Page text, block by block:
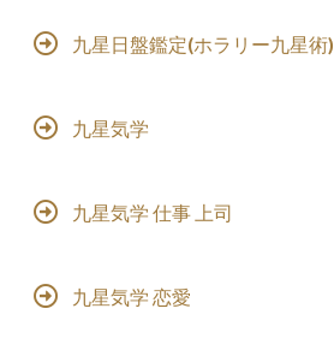
九星日盤鑑定(ホラリー九星術)
九星気学
九星気学 仕事 上司
九星気学 恋愛